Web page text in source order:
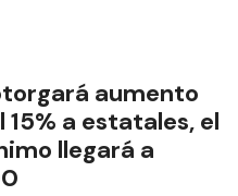
aumento
15% a estatales, el
llegará a